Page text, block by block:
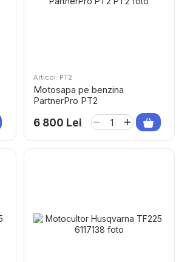
Articol: PT2
Motosapa pe benzina
PartnerPro PT2
6 800 Lei